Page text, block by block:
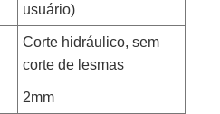
usuário)
Corte hidráulico, sem
corte de lesmas
2mm